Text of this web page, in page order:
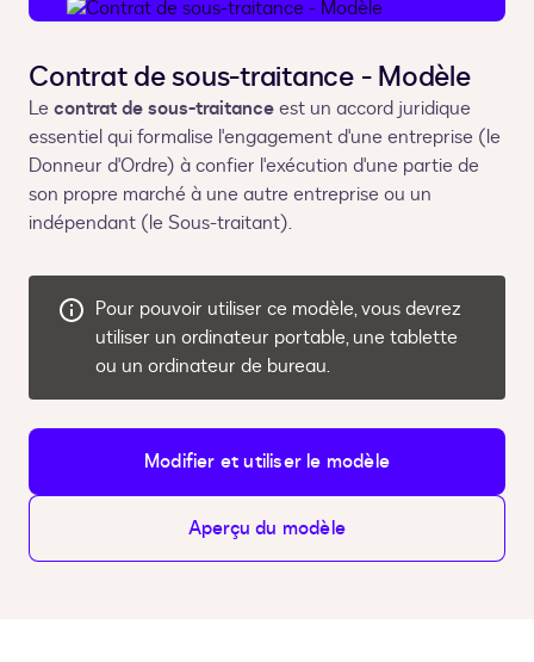
Contrat de sous-traitance - Modèle
Le contrat de sous-traitanceest un accord juridique
essentiel qui formalise l'engagement d'une entreprise (le
Donneur d'Ordre) à confier l'exécution d'une partie de
son propre marché à une autre entreprise ou un
indépendant (le Sous-traitant).
Pour pouvoir utiliser ce modèle, vous devrez
utiliser un ordinateur portable, une tablette
ou un ordinateur de bureau.
Modifier et utiliser le modèle
Aperçu du modèle